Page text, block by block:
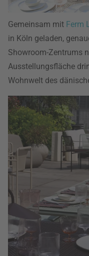
Gemeinsam mit Ferm
in Köln geladen,
Showroom-Zentrums
Ausstellungsfläche
Wohnwelt des